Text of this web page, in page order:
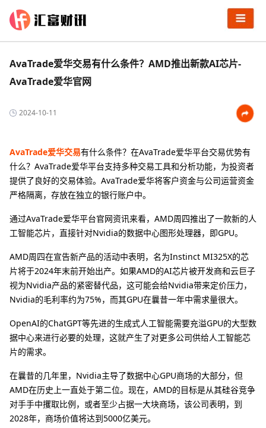
AvaTrade爱华交易有什么条件？AMD推出新款AI芯片-
AvaTrade爱华官网
2024-10-11
AvaTrade爱华交易有什么条件？在AvaTrade爱华平台交易优势有
什么？AvaTrade爱华平台支持多种交易工具和分析功能，为投资者
提供了良好的交易体验。AvaTrade爱华将客户资金与公司运营资金
严格隔离，存放在独立的银行账户中。
通过AvaTrade爱华平台官网资讯来看，AMD周四推出了一款新的人
工智能芯片，直接针对Nvidia的数据中心图形处理器，即GPU。
AMD周四在宣告新产品的活动中表明，名为Instinct MI325X的芯
片将于2024年末前开始出产。如果AMD的AI芯片被开发商和云巨子
视为Nvidia产品的紧密替代品，这可能会给Nvidia带来定价压力，
Nvidia的毛利率约为75%，而其GPU在曩昔一年中需求量很大。
OpenAI的ChatGPT等先进的生成式人工智能需要充溢GPU的大型数
据中心来进行必要的处理，这就产生了对更多公司供给人工智能芯
片的需求。
在曩昔的几年里，Nvidia主导了数据中心GPU商场的大部分，但
AMD在历史上一直处于第二位。现在，AMD的目标是从其硅谷竞争
对手手中攫取比例，或者至少占据一大块商场，该公司表明，到
2028年，商场价值将达到5000亿美元。